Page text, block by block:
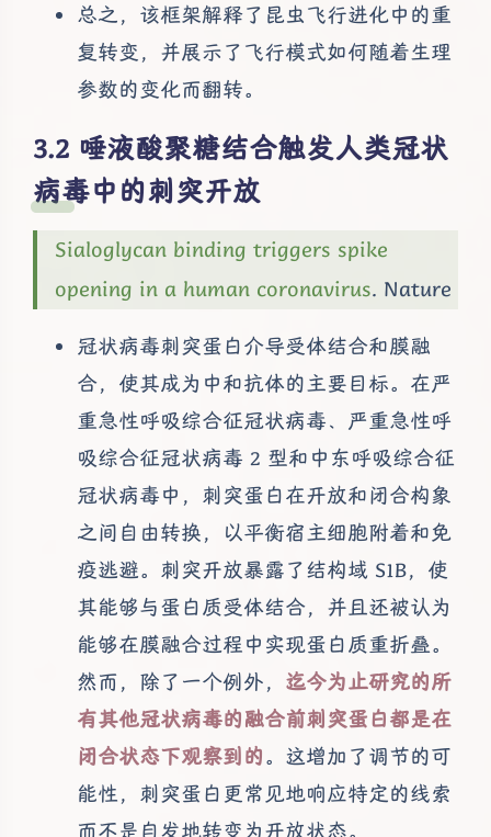
总之，该框架解释了昆虫飞行进化中的重
复转变，并展示了飞行模式如何随着生理
参数的变化而翻转。
唾液酸聚糖结合触发人类冠状
病毒中的刺突开放
Sialoglycan binding triggers spike
opening in a human coronavirus. Nature
冠状病毒刺突蛋白介导受体结合和膜融
合，使其成为中和抗体的主要目标。在严
重急性呼吸综合征冠状病毒、严重急性呼
吸综合征冠状病毒 2 型和中东呼吸综合征
冠状病毒中，刺突蛋白在开放和闭合构象
之间自由转换，以平衡宿主细胞附着和免
疫逃避。刺突开放暴露了结构域 S1B，使
其能够与蛋白质受体结合，并且还被认为
能够在膜融合过程中实现蛋白质重折叠。
然而，除了一个例外， 迄今为止研究的所
有其他冠状病毒的融合前刺突蛋白都是在
闭合状态下观察到的。这增加了调节的可
能性，刺突蛋白更常见地响应特定的线索
而不是自发地转变为开放状态。